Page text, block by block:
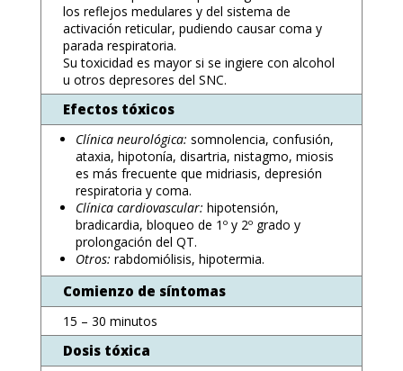
los reflejos medulares y del sistema de
activación reticular, pudiendo causar coma y
parada respiratoria.
Su toxicidad es mayor si se ingiere con alcohol
u otros depresores del SNC.
Efectos tóxicos
Clínica neurológica: somnolencia, confusión,
ataxia, hipotonía, disartria, nistagmo, miosis
es más frecuente que midriasis, depresión
respiratoria y coma.
Clínica cardiovascular: hipotensión,
bradicardia, bloqueo de 1º y 2º grado y
prolongación del QT.
Otros: rabdomiólisis, hipotermia.
Comienzo de síntomas
15 – 30 minutos
Dosis tóxica